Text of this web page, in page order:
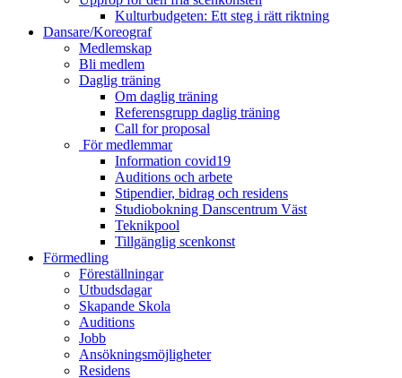
Kulturbudgeten: Ett steg i rätt riktning
Dansare/Koreograf
Medlemskap
Bli medlem
Daglig träning
Om daglig träning
Referensgrupp daglig träning
Call for proposal
För medlemmar
Information covid19
Auditions och arbete
Stipendier, bidrag och residens
Studiobokning Danscentrum Väst
Teknikpool
Tillgänglig scenkonst
Förmedling
Föreställningar
Utbudsdagar
Skapande Skola
Auditions
Jobb
Ansökningsmöjligheter
Residens